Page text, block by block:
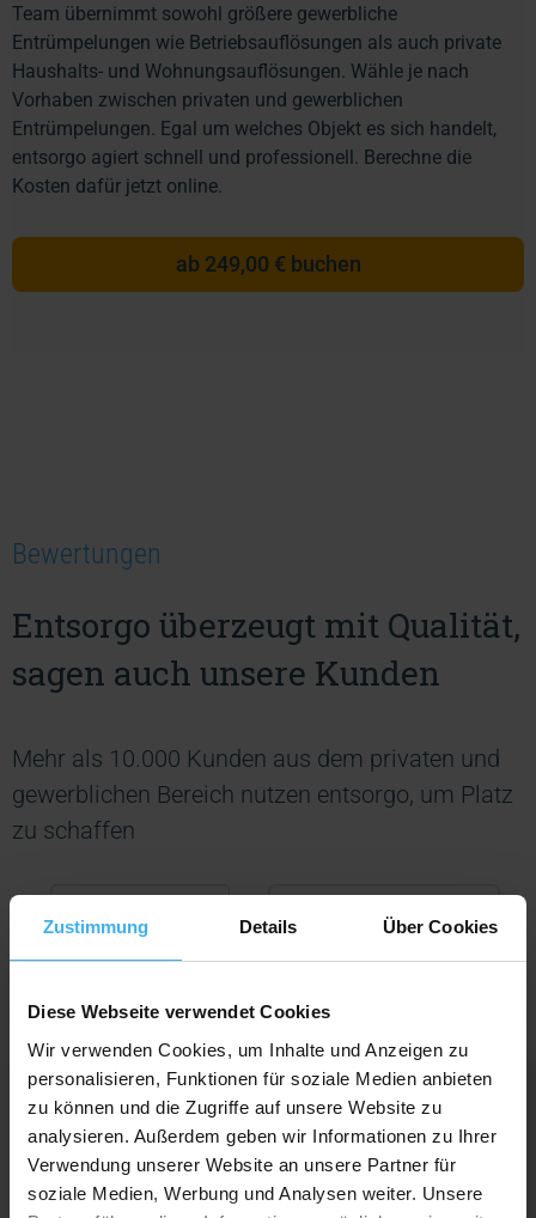
Zustimmung Details Über Cookies
Diese Webseite verwendet Cookies
Wir verwenden Cookies, um Inhalte und Anzeigen zu
personalisieren, Funktionen für soziale Medien anbieten
zu können und die Zugriffe auf unsere Website zu
analysieren. Außerdem geben wir Informationen zu Ihrer
Verwendung unserer Website an unsere Partner für
soziale Medien, Werbung und Analysen weiter. Unsere
Team übernimmt sowohl größere gewerbliche
Entrümpelungen wie Betriebsauflösungen als auch private
Haushalts- und Wohnungsauflösungen. Wähle je nach
Vorhaben zwischen privaten und gewerblichen
Entrümpelungen. Egal um welches Objekt es sich handelt,
entsorgo agiert schnell und professionell. Berechne die
Kosten dafür jetzt online.
ab 249,00 € buchen
Bewertungen
Entsorgo überzeugt mit Qualität,
sagen auch unsere Kunden
Mehr als 10.000 Kunden aus dem privaten und
gewerblichen Bereich nutzen entsorgo, um Platz
zu schaffen
Elisabeth A.